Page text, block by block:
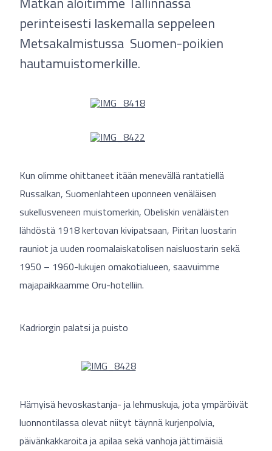
perinteisesti laskemalla seppeleen
Metsakalmistussa Suomen-poikien
hautamuistomerkille.
Kun olimme ohittaneet itään menevällä rantatiellä
Russalkan, Suomenlahteen uponneen venäläisen
sukellusveneen muistomerkin, Obeliskin venäläisten
lähdöstä 1918 kertovan kivipatsaan, Piritan luostarin
rauniot ja uuden roomalaiskatolisen naisluostarin sekä
1950 – 1960-lukujen omakotialueen, saavuimme
majapaikkaamme Oru-hotelliin.
Kadriorgin palatsi ja puisto
Hämyisä hevoskastanja- ja lehmuskuja, jota ympäröivät
luonnontilassa olevat niityt täynnä kurjenpolvia,
päivänkakkaroita ja apilaa sekä vanhoja jättimäisiä